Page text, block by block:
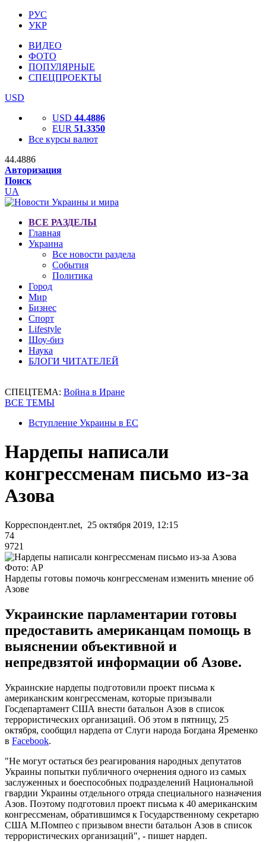
РУС
УКР
ВИДЕО
ФОТО
ПОПУЛЯРНЫЕ
СПЕЦПРОЕКТЫ
USD
USD 44.4886
EUR 51.3350
Все курсы валют
44.4886
Авторизация
Поиск
UA
ВСЕ РАЗДЕЛЫ
Главная
Украина
Все новости раздела
События
Политика
Город
Мир
Бизнес
Спорт
Lifestyle
Шоу-биз
Наука
БЛОГИ ЧИТАТЕЛЕЙ
СПЕЦТЕМА: Война в Иране
ВСЕ ТЕМЫ
Вступление Украины в ЕС
Нардепы написали
конгрессменам письмо из-за
Азова
Корреспондент.net, 25 октября 2019, 12:15
74
9721
Фото: AP
Нардепы готовы помочь конгрессменам изменить мнение об
Азове
Украинские парламентарии готовы
предоставить американцам помощь в
выяснении объективной и
непредвзятой информации об Азове.
Украинские нардепы подготовили проект письма к
американским конгрессменам, которые призывали
Госдепартамент США внести батальон Азов в список
террористических организаций. Об этом в пятницу, 25
октября, сообщил нардепа от Слуги народа Богдана Яременко
в Facebook.
"Не могут остаться без реагирования народных депутатов
Украины попытки публичного очернения одного из самых
заслуженных и боеспособных подразделений Национальной
гвардии Украины отдельного отряда специального назначения
Азов. Поэтому подготовил проект письма к 40 американским
конгрессменам, обратившимся к Государственному секретарю
США М.Помпео с призывом внести батальон Азов в список
террористических организаций", - пишет нардеп.